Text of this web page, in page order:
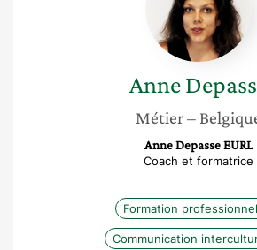
Anne
Métier–
Anne Depasse EURL
Coach et formatrice
Formation
Communication